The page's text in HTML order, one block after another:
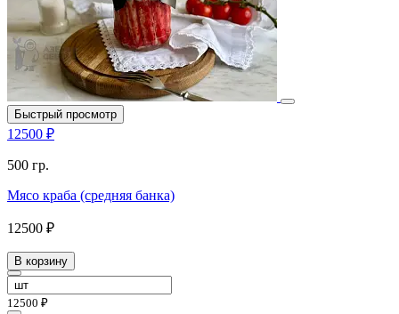
Быстрый просмотр
12500 ₽
500 гр.
Мясо краба (средняя банка)
12500 ₽
В корзину
12500 ₽